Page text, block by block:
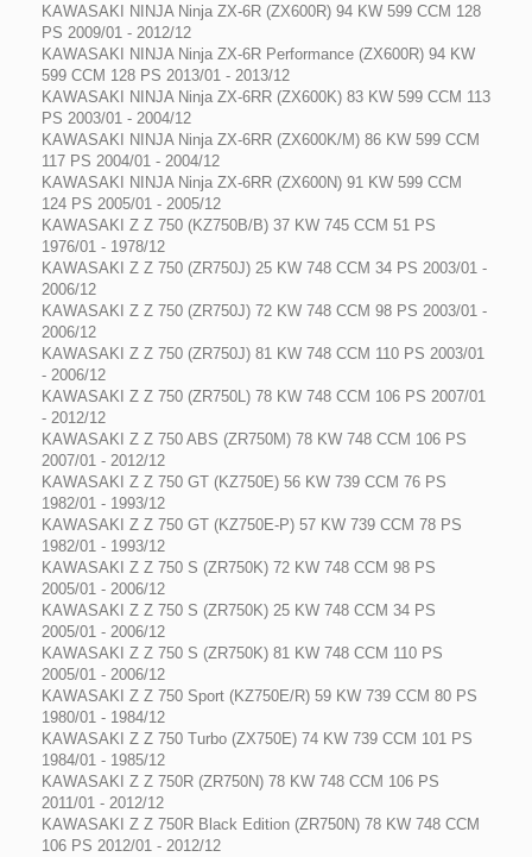
KAWASAKI NINJA Ninja ZX-6R (ZX600R) 94 KW 599 CCM 128
PS 2009/01 - 2012/12
KAWASAKI NINJA Ninja ZX-6R Performance (ZX600R) 94 KW
599 CCM 128 PS 2013/01 - 2013/12
KAWASAKI NINJA Ninja ZX-6RR (ZX600K) 83 KW 599 CCM 113
PS 2003/01 - 2004/12
KAWASAKI NINJA Ninja ZX-6RR (ZX600K/M) 86 KW 599 CCM
117 PS 2004/01 - 2004/12
KAWASAKI NINJA Ninja ZX-6RR (ZX600N) 91 KW 599 CCM
124 PS 2005/01 - 2005/12
KAWASAKI Z Z 750 (KZ750B/B) 37 KW 745 CCM 51 PS
1976/01 - 1978/12
KAWASAKI Z Z 750 (ZR750J) 25 KW 748 CCM 34 PS 2003/01 -
2006/12
KAWASAKI Z Z 750 (ZR750J) 72 KW 748 CCM 98 PS 2003/01 -
2006/12
KAWASAKI Z Z 750 (ZR750J) 81 KW 748 CCM 110 PS 2003/01
- 2006/12
KAWASAKI Z Z 750 (ZR750L) 78 KW 748 CCM 106 PS 2007/01
- 2012/12
KAWASAKI Z Z 750 ABS (ZR750M) 78 KW 748 CCM 106 PS
2007/01 - 2012/12
KAWASAKI Z Z 750 GT (KZ750E) 56 KW 739 CCM 76 PS
1982/01 - 1993/12
KAWASAKI Z Z 750 GT (KZ750E-P) 57 KW 739 CCM 78 PS
1982/01 - 1993/12
KAWASAKI Z Z 750 S (ZR750K) 72 KW 748 CCM 98 PS
2005/01 - 2006/12
KAWASAKI Z Z 750 S (ZR750K) 25 KW 748 CCM 34 PS
2005/01 - 2006/12
KAWASAKI Z Z 750 S (ZR750K) 81 KW 748 CCM 110 PS
2005/01 - 2006/12
KAWASAKI Z Z 750 Sport (KZ750E/R) 59 KW 739 CCM 80 PS
1980/01 - 1984/12
KAWASAKI Z Z 750 Turbo (ZX750E) 74 KW 739 CCM 101 PS
1984/01 - 1985/12
KAWASAKI Z Z 750R (ZR750N) 78 KW 748 CCM 106 PS
2011/01 - 2012/12
KAWASAKI Z Z 750R Black Edition (ZR750N) 78 KW 748 CCM
106 PS 2012/01 - 2012/12